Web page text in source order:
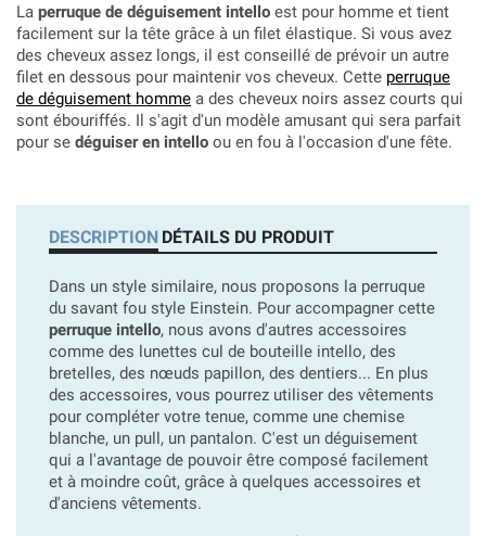
La perruque de déguisement intello est pour homme et tient
facilement sur la tête grâce à un filet élastique. Si vous avez
des cheveux assez longs, il est conseillé de prévoir un autre
filet en dessous pour maintenir vos cheveux. Cette perruque
de déguisement homme a des cheveux noirs assez courts qui
sont ébouriffés. Il s'agit d'un modèle amusant qui sera parfait
pour se déguiser en intello ou en fou à l'occasion d'une fête.
DESCRIPTION DÉTAILS DU PRODUIT
Dans un style similaire, nous proposons la perruque
du savant fou style Einstein. Pour accompagner cette
perruque intello, nous avons d'autres accessoires
comme des lunettes cul de bouteille intello, des
bretelles, des nœuds papillon, des dentiers... En plus
des accessoires, vous pourrez utiliser des vêtements
pour compléter votre tenue, comme une chemise
blanche, un pull, un pantalon. C'est un déguisement
qui a l'avantage de pouvoir être composé facilement
et à moindre coût, grâce à quelques accessoires et
d'anciens vêtements.